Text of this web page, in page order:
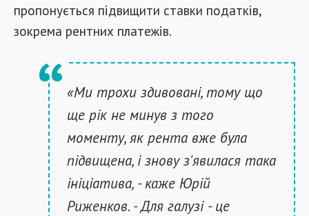
пропонується підвищити ставки податків,
зокрема рентних платежів.
«Ми трохи здивовані, тому що
ще рік не минув з того
моменту, як рента вже була
підвищена, і знову з'явилася така
ініціатива, - каже Юрій
Риженков. - Для галузі - це